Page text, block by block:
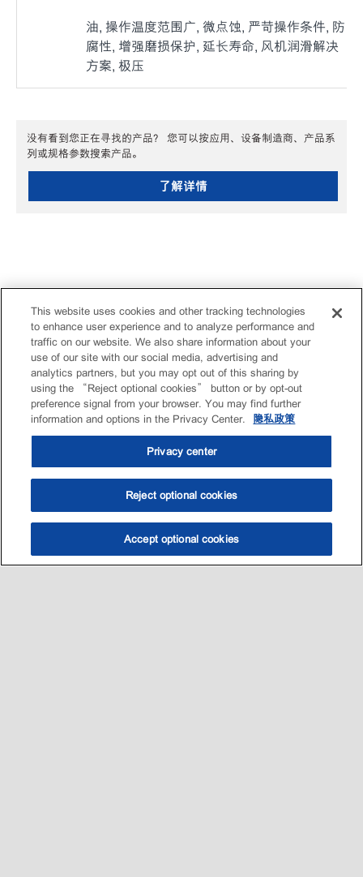
选油助手 查找门店
油, 操作温度范围广, 微点蚀, 严苛操作条件, 防
腐性, 增强磨损保护, 延长寿命, 风机润滑解决
方案, 极压
没有看到您正在寻找的产品？ 您可以按应用、设备制造商、产品系
列或规格参数搜索产品。
了解详情
This website uses cookies and other tracking technologies
to enhance user experience and to analyze performance and
traffic on our website. We also share information about your
use of our site with our social media, advertising and
analytics partners, but you may opt out of this sharing by
using the “Reject optional cookies” button or by opt-out
preference signal from your browser. You may find further
information and options in the Privacy Center.
隐私政策
Privacy center
Reject optional cookies
Accept optional cookies